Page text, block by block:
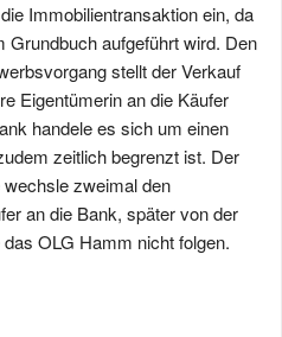
Immobilientransaktion ein, da
Grundbuch aufgeführt wird. Den
stellt der Verkauf
Eigentümerin an die Käufer
handele es sich um einen
zeitlich begrenzt ist. Der
zweimal den
an die Bank, später von der
OLG Hamm nicht folgen.